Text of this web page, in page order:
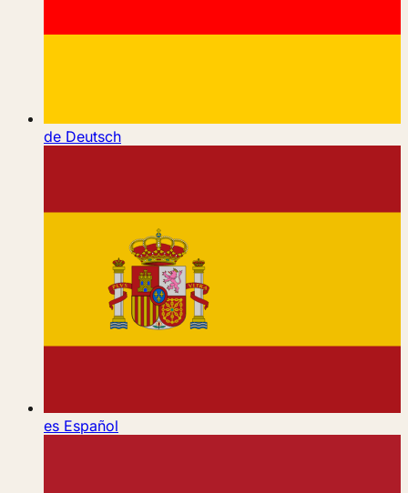
de Deutsch
es Español